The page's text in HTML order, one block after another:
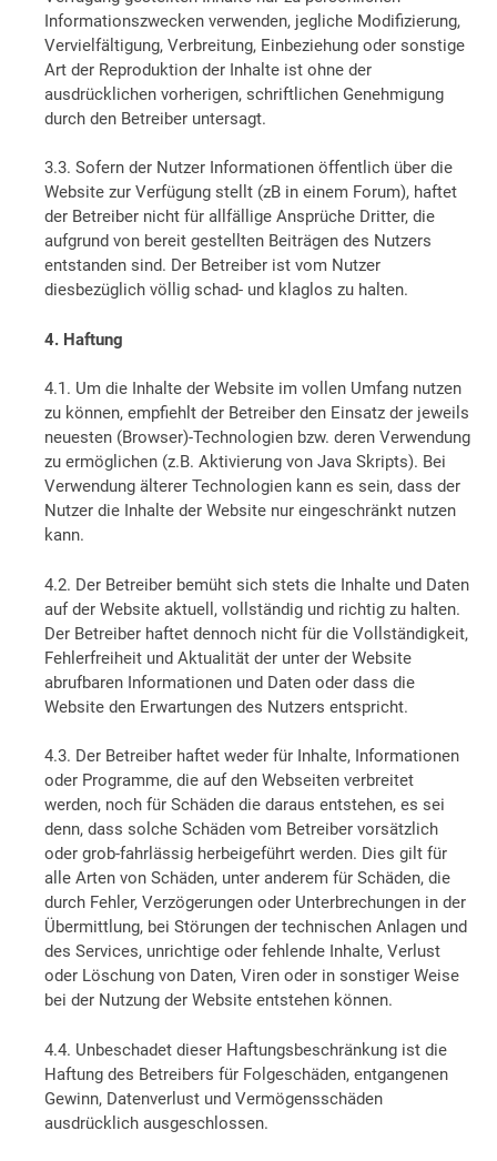
Informationszwecken verwenden, jegliche Modifizierung,
Vervielfältigung, Verbreitung, Einbeziehung oder sonstige
Art der Reproduktion der Inhalte ist ohne der
ausdrücklichen vorherigen, schriftlichen Genehmigung
durch den Betreiber untersagt.
3.3. Sofern der Nutzer Informationen öffentlich über die
Website zur Verfügung stellt (zB in einem Forum), haftet
der Betreiber nicht für allfällige Ansprüche Dritter, die
aufgrund von bereit gestellten Beiträgen des Nutzers
entstanden sind. Der Betreiber ist vom Nutzer
diesbezüglich völlig schad- und klaglos zu halten.
4. Haftung
4.1. Um die Inhalte der Website im vollen Umfang nutzen
zu können, empfiehlt der Betreiber den Einsatz der jeweils
neuesten (Browser)-Technologien bzw. deren Verwendung
zu ermöglichen (z.B. Aktivierung von Java Skripts). Bei
Verwendung älterer Technologien kann es sein, dass der
Nutzer die Inhalte der Website nur eingeschränkt nutzen
kann.
4.2. Der Betreiber bemüht sich stets die Inhalte und Daten
auf der Website aktuell, vollständig und richtig zu halten.
Der Betreiber haftet dennoch nicht für die Vollständigkeit,
Fehlerfreiheit und Aktualität der unter der Website
abrufbaren Informationen und Daten oder dass die
Website den Erwartungen des Nutzers entspricht.
4.3. Der Betreiber haftet weder für Inhalte, Informationen
oder Programme, die auf den Webseiten verbreitet
werden, noch für Schäden die daraus entstehen, es sei
denn, dass solche Schäden vom Betreiber vorsätzlich
oder grob-fahrlässig herbeigeführt werden. Dies gilt für
alle Arten von Schäden, unter anderem für Schäden, die
durch Fehler, Verzögerungen oder Unterbrechungen in der
Übermittlung, bei Störungen der technischen Anlagen und
des Services, unrichtige oder fehlende Inhalte, Verlust
oder Löschung von Daten, Viren oder in sonstiger Weise
bei der Nutzung der Website entstehen können.
4.4. Unbeschadet dieser Haftungsbeschränkung ist die
Haftung des Betreibers für Folgeschäden, entgangenen
Gewinn, Datenverlust und Vermögensschäden
ausdrücklich ausgeschlossen.